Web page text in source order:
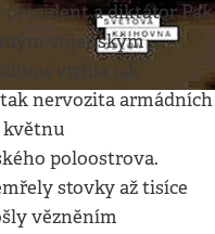
prezident a diktátor Pak
vojenským
vtrhla jak
nervozita armádních
poloostrova.
stovky až tisíce
vězněním